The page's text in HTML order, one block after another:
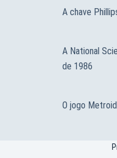
A chave
A National
de 1986
O jogo